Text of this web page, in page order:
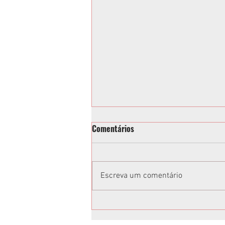
Toninho e Alisson Wandscheer
Comentários
Escreva um comentário